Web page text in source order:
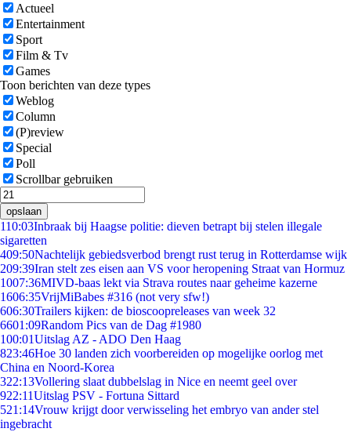
Actueel
Entertainment
Sport
Film & Tv
Games
Toon berichten van deze types
Weblog
Column
(P)review
Special
Poll
Scrollbar gebruiken
opslaan
110:03Inbraak bij Haagse politie: dieven betrapt bij stelen illegale
sigaretten
409:50Nachtelijk gebiedsverbod brengt rust terug in Rotterdamse wijk
209:39Iran stelt zes eisen aan VS voor heropening Straat van Hormuz
1007:36MIVD-baas lekt via Strava routes naar geheime kazerne
1606:35VrijMiBabes #316 (not very sfw!)
606:30Trailers kijken: de bioscoopreleases van week 32
6601:09Random Pics van de Dag #1980
100:01Uitslag AZ - ADO Den Haag
823:46Hoe 30 landen zich voorbereiden op mogelijke oorlog met
China en Noord-Korea
322:13Vollering slaat dubbelslag in Nice en neemt geel over
922:11Uitslag PSV - Fortuna Sittard
521:14Vrouw krijgt door verwisseling het embryo van ander stel
ingebracht